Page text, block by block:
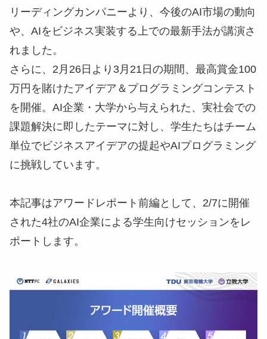
リーディングカンパニーより、今後のAI市場の動向
や、AIをビジネス実装する上での最新手法が講演さ
れました。
さらに、2月26日より3月21日の期間、最高賞金100
万円を賭けたアイデア＆プログラミングコンテスト
を開催。AI企業・大学から与えられた、実社会での
課題解決に即したテーマに対し、学生たちはチーム
単位でビジネスアイデアの提起やAIプログラミング
に挑戦しています。
本記事はアワードレポート前編として、2/7に開催
された4社のAI企業による学生向けセッションをレ
ポートします。